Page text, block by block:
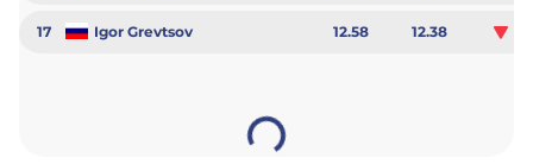
17 Igor Grevtsov 12.58 12.38